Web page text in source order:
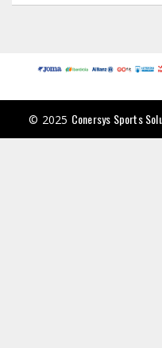
© 2025 Conersys Sports